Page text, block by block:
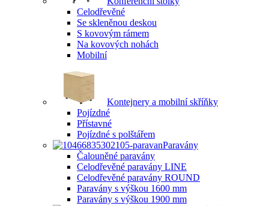
Celodřevěné
Se skleněnou deskou
S kovovým rámem
Na kovových nohách
Mobilní
Kontejnery a mobilní skříňky
Pojízdné
Přístavné
Pojízdné s polštářem
Paravány
Čalouněné paravány
Celodřevěné paravány LINE
Celodřevěné paravány ROUND
Paravány s výškou 1600 mm
Paravány s výškou 1900 mm